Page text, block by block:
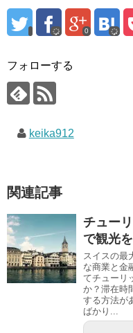
0
フォローする
keika912
関連記事
チュー
で観光
スイスの最
な商業と金
てチューリ
か？滞在時
する方法が
ばかり...